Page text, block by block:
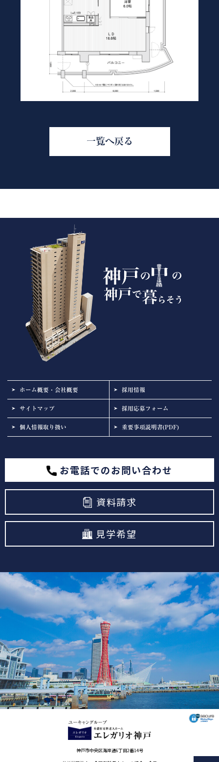
一覧へ戻る
ホーム概要・会社概要 採用情報
サイトマップ 採用応募フォーム
個人情報取り扱い 重要事項説明書(PDF)
お電話でのお問い合わせ
資料請求
見学希望
神戸市中央区海岸通6丁目2番14号